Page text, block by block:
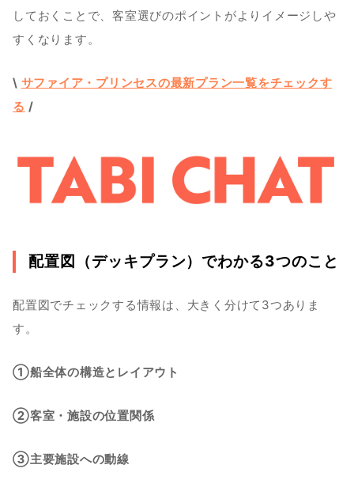
しておくことで、客室選びのポイントがよりイメージしや
すくなります。
\ サファイア・プリンセスの最新プラン一覧をチェックす
る /
配置図（デッキプラン）でわかる3つのこと
配置図でチェックする情報は、大きく分けて3つありま
す。
①船全体の構造とレイアウト
②客室・施設の位置関係
③主要施設への動線